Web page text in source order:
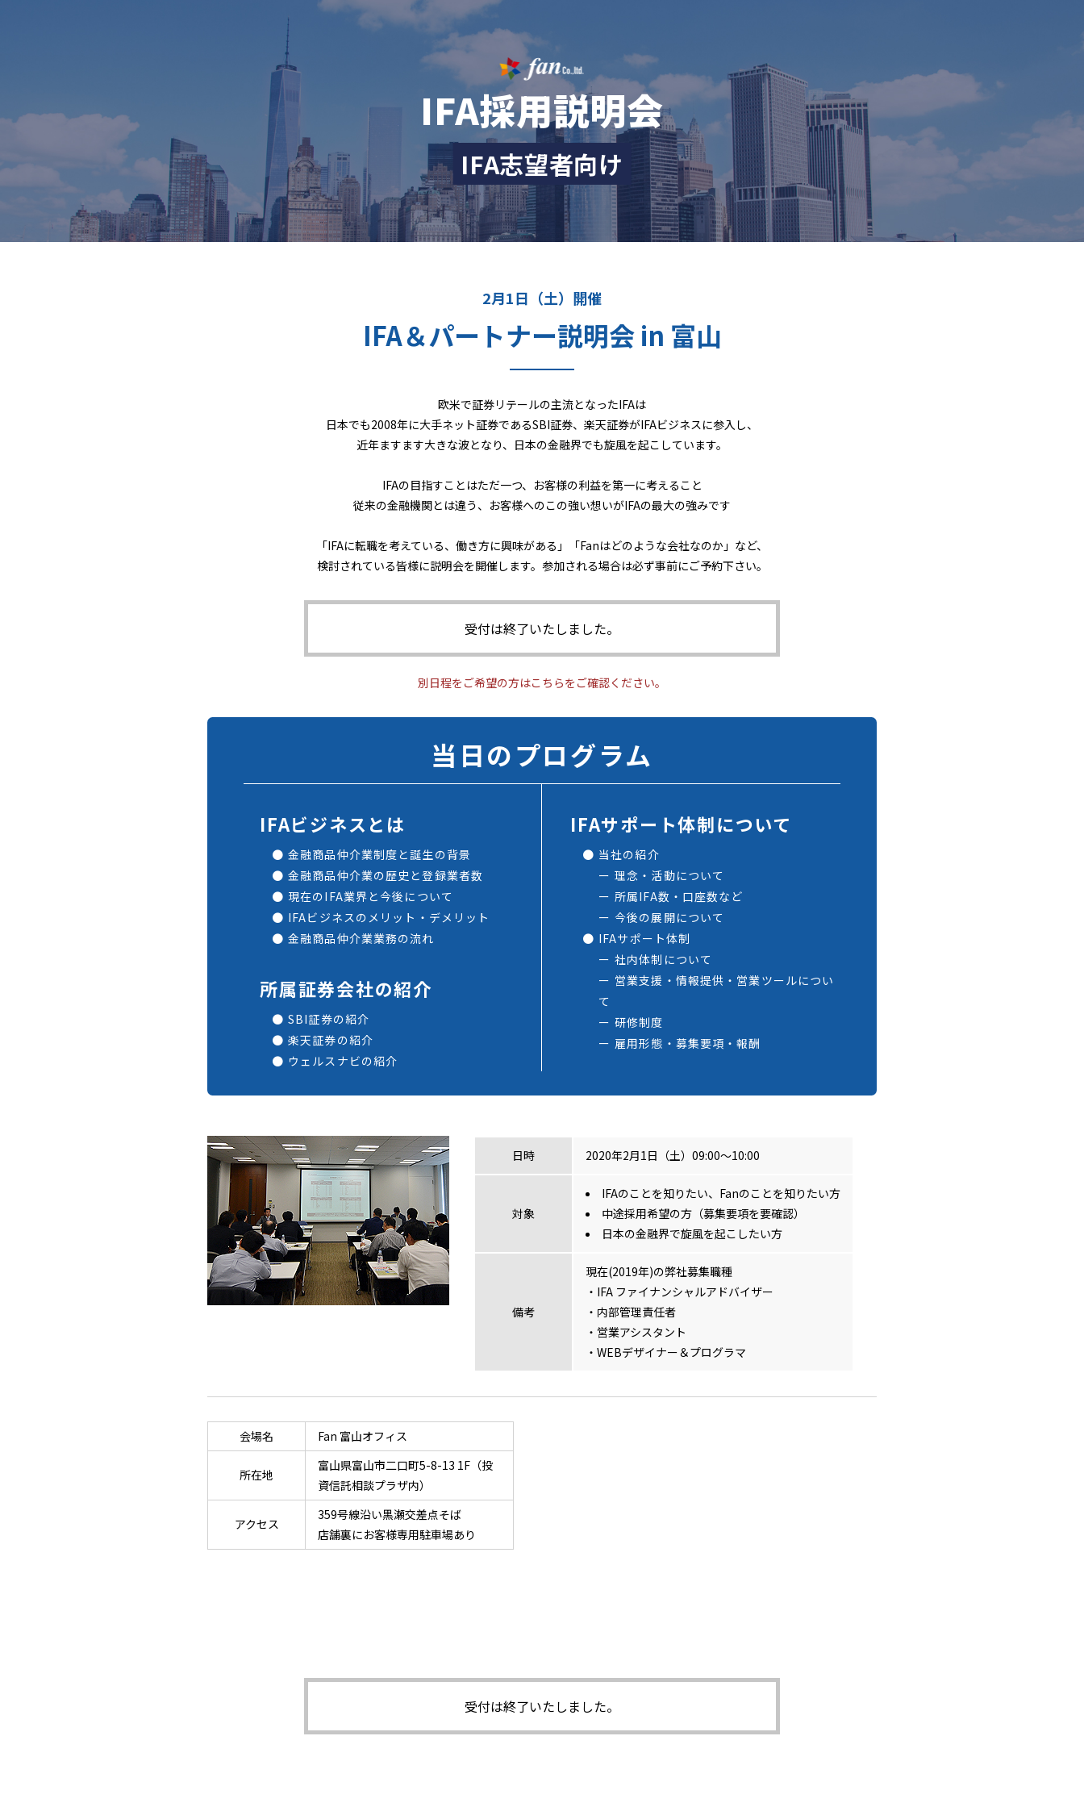
IFA採用説明会
IFA志望者向け
2月1日（土）開催
IFA＆パートナー説明会 in 富山
欧米で証券リテールの主流となったIFAは
日本でも2008年に大手ネット証券であるSBI証券、楽天証券がIFAビジネスに参入し、
近年ますます大きな波となり、日本の金融界でも旋風を起こしています。
IFAの目指すことはただ一つ、お客様の利益を第一に考えること
従来の金融機関とは違う、お客様へのこの強い想いがIFAの最大の強みです
「IFAに転職を考えている、働き方に興味がある」「Fanはどのような会社なのか」など、
検討されている皆様に説明会を開催します。参加される場合は必ず事前にご予約下さい。
受付は終了いたしました。
別日程をご希望の方はこちらをご確認ください。
当日のプログラム
IFAビジネスとは
金融商品仲介業制度と誕生の背景
金融商品仲介業の歴史と登録業者数
現在のIFA業界と今後について
IFAビジネスのメリット・デメリット
金融商品仲介業業務の流れ
所属証券会社の紹介
SBI証券の紹介
楽天証券の紹介
ウェルスナビの紹介
IFAサポート体制について
当社の紹介
理念・活動について
所属IFA数・口座数など
今後の展開について
IFAサポート体制
社内体制について
営業支援・情報提供・営業ツールについ
て
研修制度
雇用形態・募集要項・報酬
日時 2020年2月1日（土）09:00～10:00
対象
IFAのことを知りたい、Fanのことを知りたい方
中途採用希望の方（募集要項を要確認）
日本の金融界で旋風を起こしたい方
備考
現在(2019年)の弊社募集職種
・IFA ファイナンシャルアドバイザー
・内部管理責任者
・営業アシスタント
・WEBデザイナー＆プログラマ
会場名 Fan 富山オフィス
所在地
富山県富山市二口町5-8-13 1F（投
資信託相談プラザ内）
アクセス
359号線沿い黒瀬交差点そば
店舗裏にお客様専用駐車場あり
受付は終了いたしました。